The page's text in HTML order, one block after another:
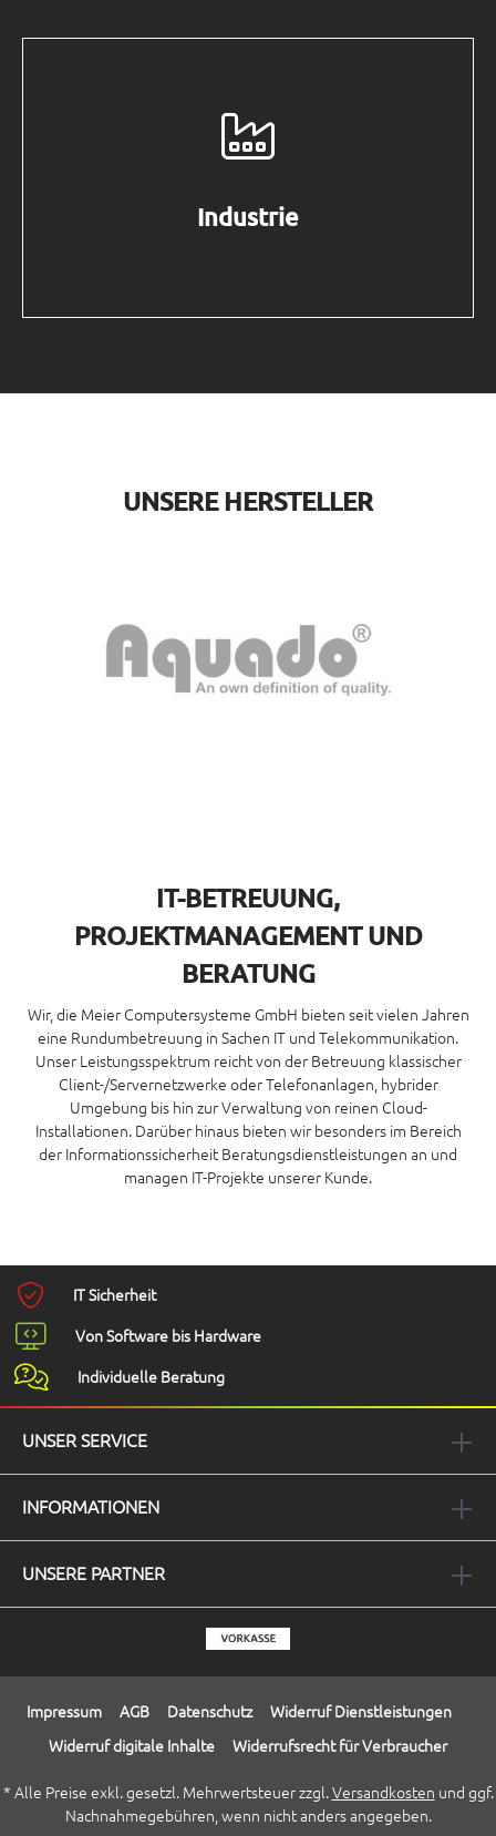
Industrie
UNSERE HERSTELLER
IT-BETREUUNG,
PROJEKTMANAGEMENT UND
BERATUNG
Wir, die Meier Computersysteme GmbH bieten seit vielen Jahren
eine Rundumbetreuung in Sachen IT und Telekommunikation.
Unser Leistungsspektrum reicht von der Betreuung klassischer
Client-/Servernetzwerke oder Telefonanlagen, hybrider
Umgebung bis hin zur Verwaltung von reinen Cloud-
Installationen. Darüber hinaus bieten wir besonders im Bereich
der Informationssicherheit Beratungsdienstleistungen an und
managen IT-Projekte unserer Kunde.
IT Sicherheit
Von Software bis Hardware
Individuelle Beratung
UNSER SERVICE
INFORMATIONEN
UNSERE PARTNER
Impressum AGB Datenschutz
Widerruf Dienstleistungen
Widerruf digitale Inhalte
Widerrufsrecht für Verbraucher
* Alle Preise exkl. gesetzl. Mehrwertsteuer zzgl.Versandkosten und ggf.
Nachnahmegebühren, wenn nicht anders angegeben.